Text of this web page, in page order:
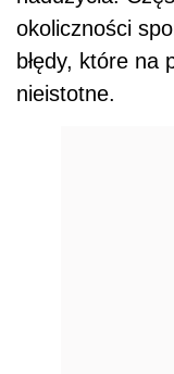
okoliczności
błędy, które na
nieistotne.